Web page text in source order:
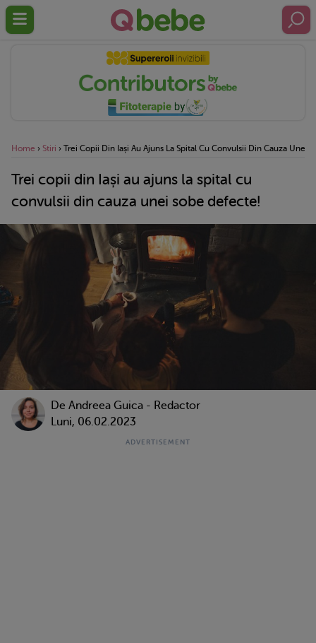
Home › Stiri › Trei Copii Din Iași Au Ajuns La Spital Cu Convulsii Din Cauza Unei
Trei copii din Iași au ajuns la spital cu
convulsii din cauza unei sobe defecte!
De Andreea Guica - Redactor
Luni, 06.02.2023